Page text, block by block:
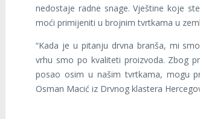
nedostaje radne snage. Vještine koje
moći primijeniti u brojnim tvrtkama u
“Kada je u pitanju drvna branša, mi
vrhu smo po kvaliteti proizvoda. Zbog
posao osim u našim tvrtkama, mogu
Osman Macić iz Drvnog klastera